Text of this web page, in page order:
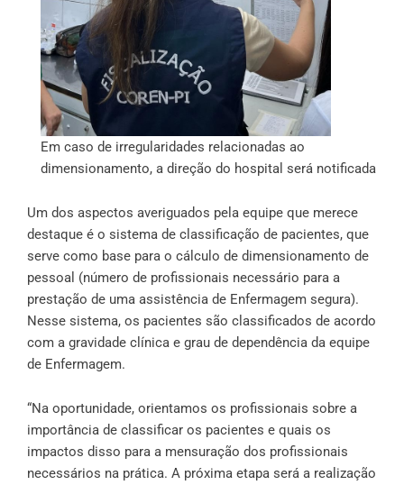
Em caso de irregularidades relacionadas ao
dimensionamento, a direção do hospital será notificada
Um dos aspectos averiguados pela equipe que merece
destaque é o sistema de classificação de pacientes, que
serve como base para o cálculo de dimensionamento de
pessoal (número de profissionais necessário para a
prestação de uma assistência de Enfermagem segura).
Nesse sistema, os pacientes são classificados de acordo
com a gravidade clínica e grau de dependência da equipe
de Enfermagem.
“Na oportunidade, orientamos os profissionais sobre a
importância de classificar os pacientes e quais os
impactos disso para a mensuração dos profissionais
necessários na prática. A próxima etapa será a realização